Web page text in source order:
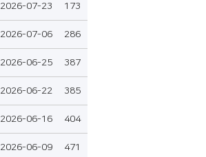
2026-07-23 173
2026-07-06 286
2026-06-25 387
2026-06-22 385
2026-06-16 404
2026-06-09 471